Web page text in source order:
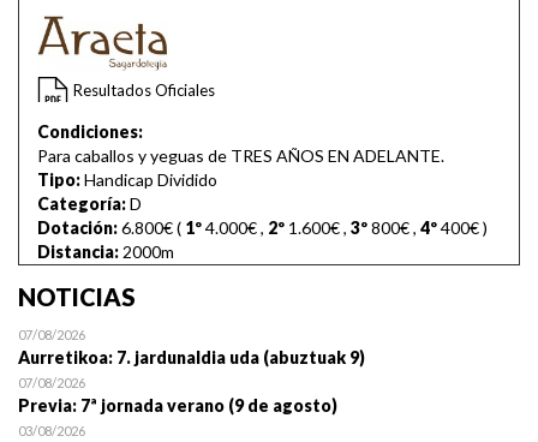
Resultados Oficiales
Condiciones:
Para caballos y yeguas de TRES AÑOS EN ADELANTE.
Tipo:Handicap Dividido
Categoría:D
Dotación:6.800€ ( 1º4.000€, 2º 1.600€, 3º800€, 4º400€)
Distancia: 2000m
NOTICIAS
07/08/2026
Aurretikoa: 7. jardunaldia uda (abuztuak 9)
07/08/2026
Previa: 7ª jornada verano (9 de agosto)
03/08/2026